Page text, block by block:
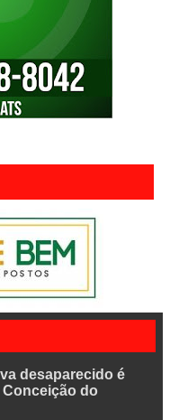
desaparecido é
do